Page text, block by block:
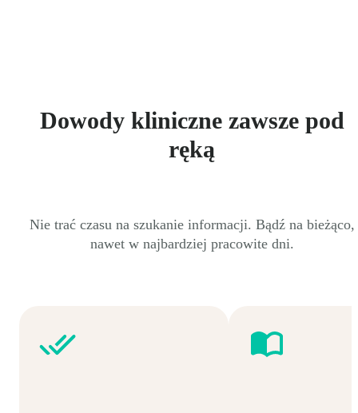
Dowody kliniczne zawsze pod
ręką
Nie trać czasu na szukanie informacji. Bądź na bieżąco,
nawet w najbardziej pracowite dni.